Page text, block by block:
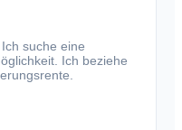
suche eine
Ich beziehe